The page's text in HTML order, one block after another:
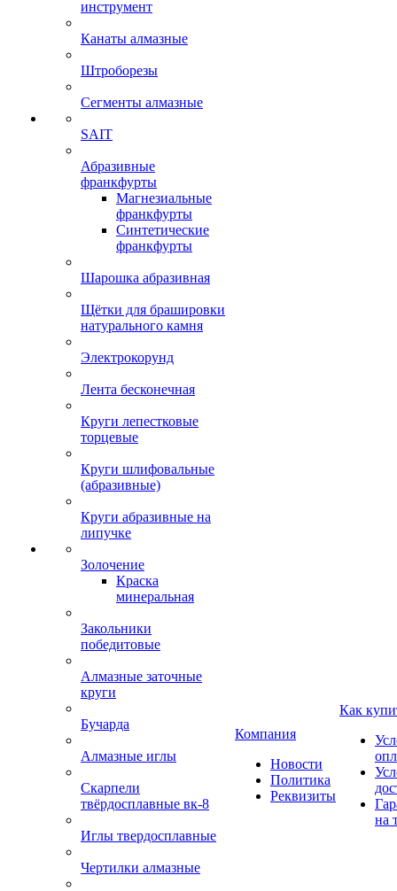
инструмент
Канаты алмазные
Штроборезы
Сегменты алмазные
SAIT
Абразивные
франкфурты
Магнезиальные
франкфурты
Синтетические
франкфурты
Шарошка абразивная
Щётки для брашировки
натурального камня
Электрокорунд
Лента бесконечная
Круги лепестковые
торцевые
Круги шлифовальные
(абразивные)
Круги абразивные на
липучке
Золочение
Краска
минеральная
Закольники
победитовые
Алмазные заточные
круги
Бучарда
Алмазные иглы
Скарпели
твёрдосплавные вк-8
Иглы твердосплавные
Чертилки алмазные
Компания
Новости
Политика
Реквизиты
Как
на